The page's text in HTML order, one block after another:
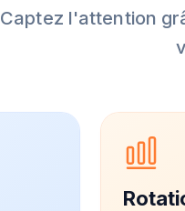
Captez l'attention